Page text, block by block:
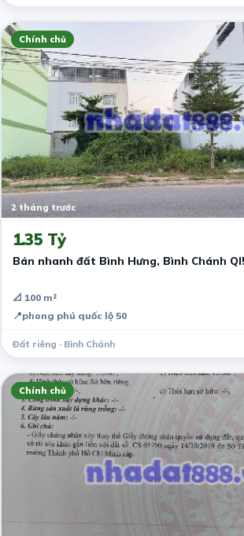
Chính chủ
2 tháng trước
1.35 Tỷ
Bán nhanh đất Bình Hưng, Bình Chánh
📐 100 m²
📍phong phú quốc lộ 50
Đất riêng · Bình Chánh
Chính chủ